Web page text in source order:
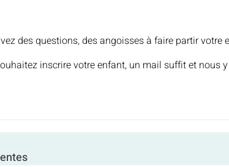
des questions, des angoisses à faire partir votre
inscrire votre enfant, un mail suffit et nous